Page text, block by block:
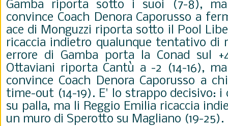
Gamba riporta sotto i suoi (7-8),
convince Coach Denora Caporusso a
ace di Monguzzi riporta sotto il Pool
ricaccia indietro qualunque tentativo di
errore di Gamba porta la Conad sul
Ottaviani riporta Cantù a -2 (14-16),
convince Coach Denora Caporusso a
time-out (14-19). E' lo strappo decisivo:
su palla, ma li Reggio Emilia ricaccia
un muro di Sperotto su Magliano (19-25).